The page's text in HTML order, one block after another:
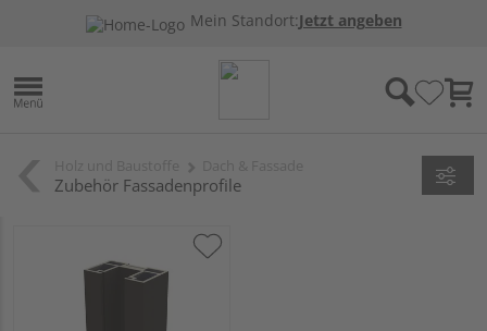
Mein Standort:Jetzt angeben
Zubehör Fassadenprofile